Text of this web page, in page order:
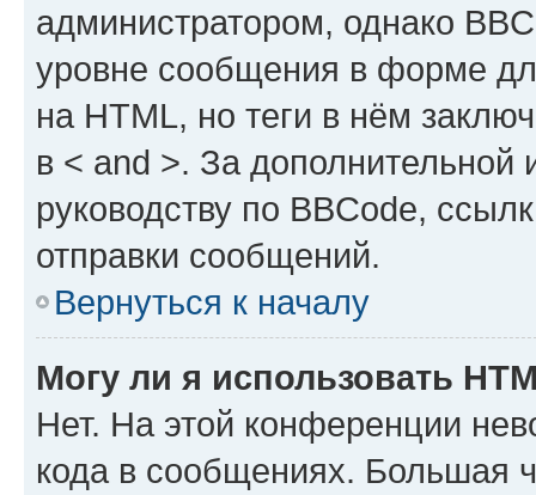
администратором, однако
уровне сообщения в форме
на HTML, но теги в нём
в < and >. За
руководству по BBCode,
отправки сообщений.
Вернуться к началу
Могу ли я использовать
Нет. На этой конференции
кода в сообщениях. Большая